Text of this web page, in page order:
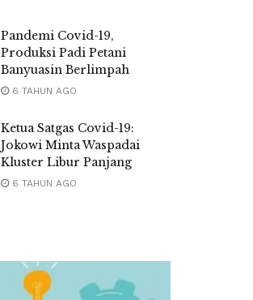
Pandemi Covid-19,
Produksi Padi Petani
Banyuasin Berlimpah
6 TAHUN AGO
Ketua Satgas Covid-19:
Jokowi Minta Waspadai
Kluster Libur Panjang
6 TAHUN AGO